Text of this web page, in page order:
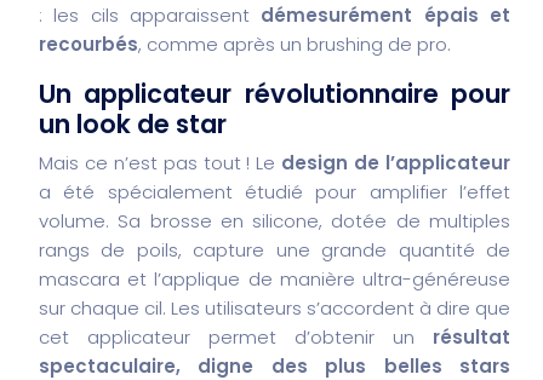
: les cils apparaissent démesurément épais et
recourbés, comme après un brushing de pro.
Un applicateur révolutionnaire pour
un look de star
Mais ce n’est pas tout ! Le design de l’applicateur
a été spécialement étudié pour amplifier l’effet
volume. Sa brosse en silicone, dotée de multiples
rangs de poils, capture une grande quantité de
mascara et l’applique de manière ultra-généreuse
sur chaque cil. Les utilisateurs s’accordent à dire que
cet applicateur permet d’obtenir un résultat
spectaculaire, digne des plus belles stars